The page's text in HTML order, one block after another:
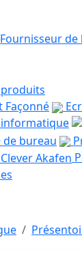
Façonné
de bureau